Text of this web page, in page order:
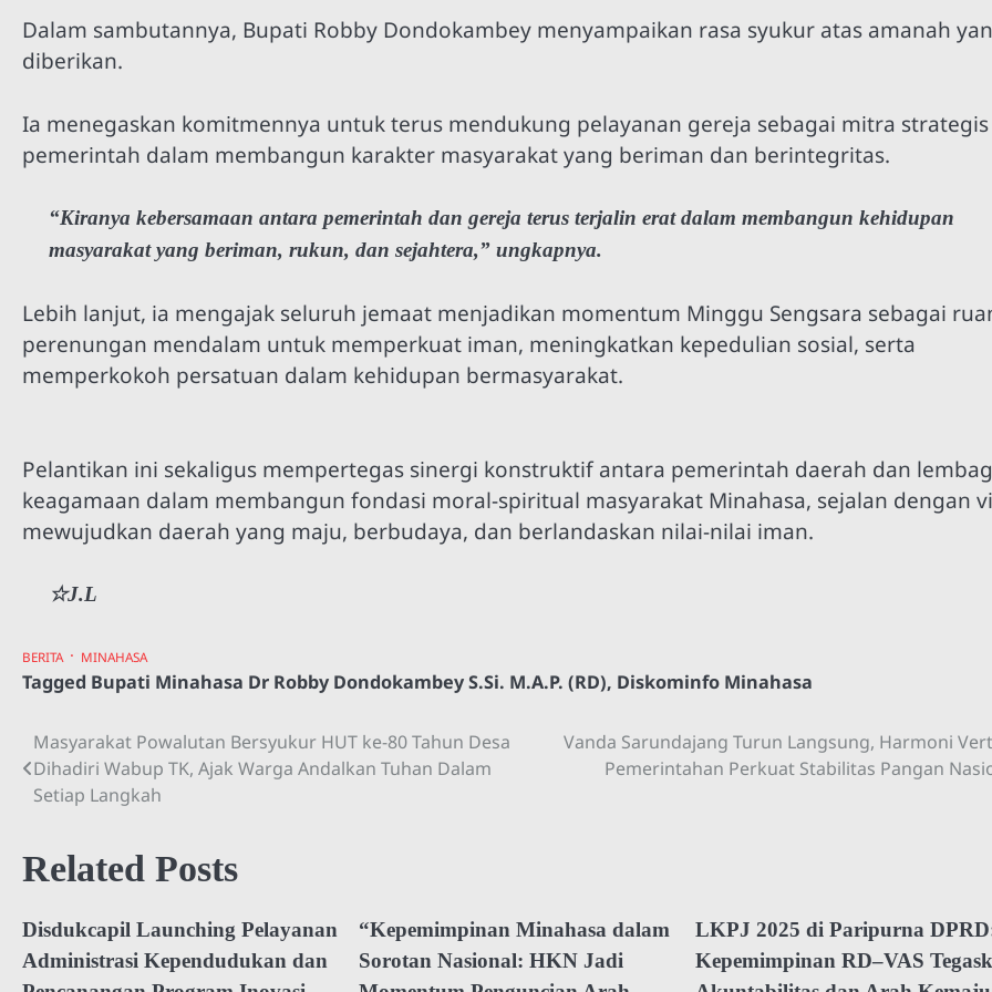
Dalam sambutannya, Bupati Robby Dondokambey menyampaikan rasa syukur atas amanah
diberikan.
Ia menegaskan komitmennya untuk terus mendukung pelayanan gereja sebagai mitra strategis
pemerintah dalam membangun karakter masyarakat yang beriman dan berintegritas.
“Kiranya kebersamaan antara pemerintah dan gereja terus terjalin erat dalam membangun kehidupan
masyarakat yang beriman, rukun, dan sejahtera,” ungkapnya.
Lebih lanjut, ia mengajak seluruh jemaat menjadikan momentum Minggu Sengsara sebagai
perenungan mendalam untuk memperkuat iman, meningkatkan kepedulian sosial, serta
memperkokoh persatuan dalam kehidupan bermasyarakat.
Pelantikan ini sekaligus mempertegas sinergi konstruktif antara pemerintah daerah dan
keagamaan dalam membangun fondasi moral-spiritual masyarakat Minahasa, sejalan dengan
mewujudkan daerah yang maju, berbudaya, dan berlandaskan nilai-nilai iman.
☆J.L
BERITA MINAHASA
Tagged Bupati Minahasa Dr Robby Dondokambey S.Si. M.A.P. (RD), Diskominfo Minahasa
Navigasi
pos
Masyarakat Powalutan Bersyukur HUT ke-80 Tahun Desa
Dihadiri Wabup TK, Ajak Warga Andalkan Tuhan Dalam
Setiap Langkah
Vanda Sarundajang Turun Langsung, Harmoni
Pemerintahan Perkuat Stabilitas Pangan
Related Posts
Disdukcapil Launching Pelayanan
Administrasi Kependudukan dan
“Kepemimpinan Minahasa dalam
Sorotan Nasional: HKN Jadi
LKPJ 2025 di Paripurna
Kepemimpinan RD–VAS